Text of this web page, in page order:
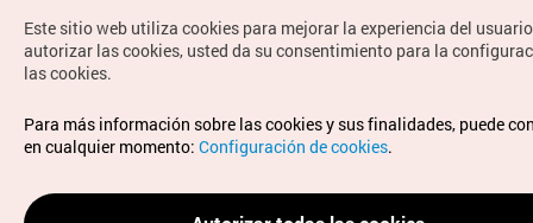
Copyrights © Organización de Turismo de Corea. Todos los
derechos reservados.
Para informes de errores y cuestiones relacionadas con el
sitio web, dirija sus consultas al correoelectrónico oficial:
spanish@knto.or.kr
Este sitio web utiliza cookies para mejorar la experiencia del
autorizar las cookies, usted da su consentimiento para la
las cookies.
Para más información sobre las cookies y sus finalidades, puede
en cualquier momento: Configuración de cookies.